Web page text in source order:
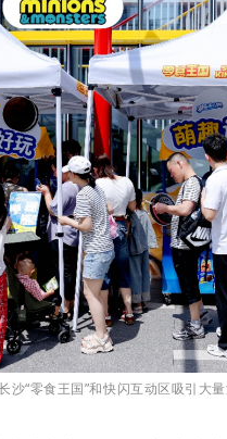
沙“零食王国”和快闪互动区吸引大